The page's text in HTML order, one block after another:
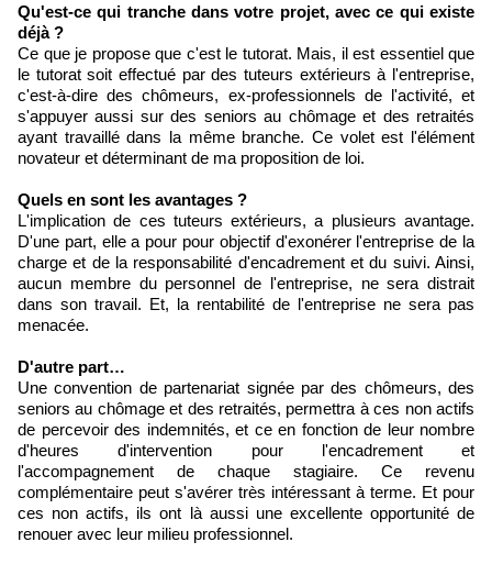
Qu'est-ce qui tranche dans votre projet, avec ce qui existe
déjà ?
Ce que je propose que c'est le tutorat. Mais, il est essentiel que
le tutorat soit effectué par des tuteurs extérieurs à l'entreprise,
c'est-à-dire des chômeurs, ex-professionnels de l'activité, et
s'appuyer aussi sur des seniors au chômage et des retraités
ayant travaillé dans la même branche. Ce volet est l'élément
novateur et déterminant de ma proposition de loi.
Quels en sont les avantages ?
L'implication de ces tuteurs extérieurs, a plusieurs avantage.
D'une part, elle a pour pour objectif d'exonérer l'entreprise de la
charge et de la responsabilité d'encadrement et du suivi. Ainsi,
aucun membre du personnel de l'entreprise, ne sera distrait
dans son travail. Et, la rentabilité de l'entreprise ne sera pas
menacée.
D'autre part…
Une convention de partenariat signée par des chômeurs, des
seniors au chômage et des retraités, permettra à ces non actifs
de percevoir des indemnités, et ce en fonction de leur nombre
d'heures d'intervention pour l'encadrement et
l'accompagnement de chaque stagiaire. Ce revenu
complémentaire peut s'avérer très intéressant à terme. Et pour
ces non actifs, ils ont là aussi une excellente opportunité de
renouer avec leur milieu professionnel.